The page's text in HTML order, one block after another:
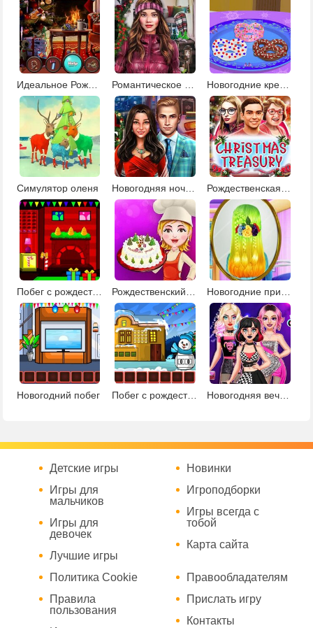
Идеальное Рождество Романтическое Рождество Новогодние крендельки
Симулятор оленя Новогодняя ночь: поиск предметов Рождественская сокровищница
Побег с рождественской вечеринки
Новогодний побег Побег с рождественского курорта Новогодняя вечеринка Тик Ток
Детские игры
Игры для
мальчиков
Игры для
девочек
Лучшие игры
Новинки
Игроподборки
Игры всегда с
тобой
Карта сайта
Политика Cookie
Правила
пользования
Правообладателям
Прислать игру
Контакты